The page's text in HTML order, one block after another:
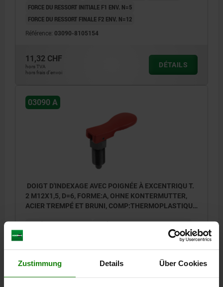
Zustimmung Details Über Cookies
FORCE DU RESSORT INITIALE F1 ENV. N=5
FORCE DU RESSORT FINALE F2 ENV. N=12
Référence: 03090-8105154
11,32 CHF
hors TVA
hors frais d’envoi
DÉTAILS
03090 A
DOIGT D'INDEXAGE AVEC POIGNÉE À EXCENTRIQU T.
2 M12X1,5, D=6, FORME:A, OHNE KONTERMUTTER,
ACIER TREMPÉ ET BRUNI, COMP:THERMOPLASTIQUE
DIAMÈTRE DE BOULON=6 MATÉRIAU DU CORPS DE BASE=ACIER
FORME=A
LONGUEUR DE POIGNÉE=31,6